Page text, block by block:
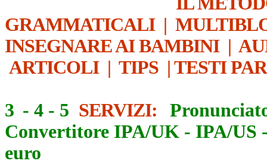
GRAMMATICALI|
INSEGNARE AI BAMBINI|
ARTICOLI| TIPS | TESTI
3 - 4 - 5 SERVIZI:
Convertitore IPA/UK - IPA/US
euro